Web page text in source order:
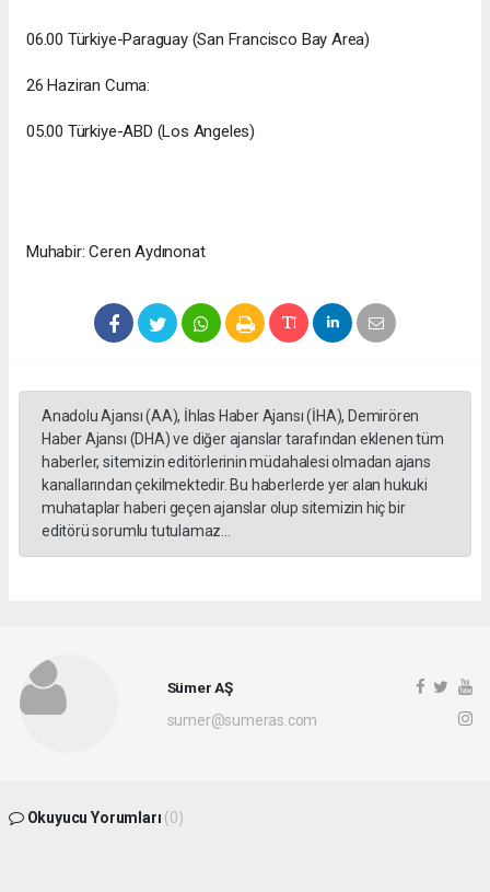
06.00 Türkiye-Paraguay (San Francisco Bay Area)
26 Haziran Cuma:
05.00 Türkiye-ABD (Los Angeles)
Muhabir: Ceren Aydınonat
Anadolu Ajansı (AA), İhlas Haber Ajansı (İHA), Demirören
Haber Ajansı (DHA) ve diğer ajanslar tarafından eklenen tüm
haberler, sitemizin editörlerinin müdahalesi olmadan ajans
kanallarından çekilmektedir. Bu haberlerde yer alan hukuki
muhataplar haberi geçen ajanslar olup sitemizin hiç bir
editörü sorumlu tutulamaz...
Sümer AŞ
sumer@sumeras.com
Okuyucu Yorumları (0)